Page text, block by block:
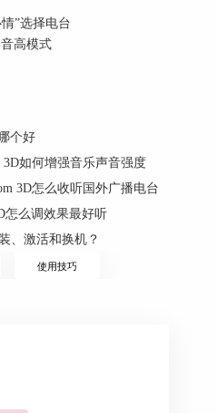
种环境模式
就是在夜间使用的模
，能降低突发的高分贝，
电影，就很容易在安静的
声响，从而打扰到他人休
”选择电台
高模式
个好
如何增强音乐声音强度
3D怎么收听国外广播电台
怎么调效果最好听
、激活和换机？
使用技巧